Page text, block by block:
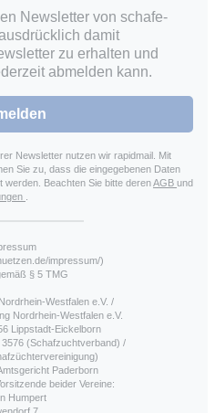
Newsletter von schafe-
damit
zu erhalten und
abmelden kann.
Newsletter nutzen wir rapidmail. Mit
Sie zu, dass die eingegebenen Daten
werden. Beachten Sie bitte derenAGB und
impressum/)
§ 5 TMG
Westfalen e.V. /
Nordrhein-Westfalen e.V.
Lippstadt-Eickelborn
(Schafzuchtverband) /
Paderborn
beider Vereine:
Humpert